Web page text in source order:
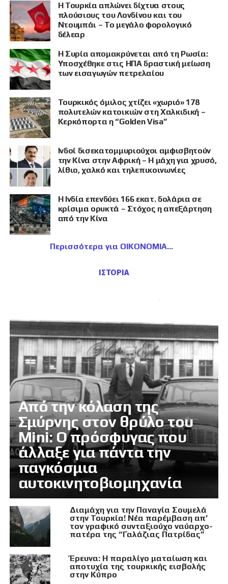
Η Τουρκία απλώνει δίχτυα στους
πλούσιους του Λονδίνου και του
Ντουμπάι – Το μεγάλο φορολογικό
δέλεαρ
Η Συρία απομακρύνεται από τη Ρωσία:
Υποσχέθηκε στις ΗΠΑ δραστική μείωση
των εισαγωγών πετρελαίου
Τουρκικός όμιλος χτίζει «χωριό» 178
πολυτελών κατοικιών στη Χαλκιδική –
Κερκόπορτα η “Golden Visa”
Ινδοί δισεκατομμυριούχοι αμφισβητούν
την Κίνα στην Αφρική – Η μάχη για χρυσό,
λίθιο, χαλκό και τηλεπικοινωνίες
Η Ινδία επενδύει 166 εκατ. δολάρια σε
κρίσιμα ορυκτά – Στόχος η απεξάρτηση
από την Κίνα
Περισσότερα για ΟΙΚΟΝΟΜΙΑ
ΙΣΤΟΡΙΑ
Από την κόλαση της
Σμύρνης στον θρύλο του
Mini: Ο πρόσφυγας που
άλλαξε για πάντα την
παγκόσμια
αυτοκινητοβιομηχανία
Διαμάχη για την Παναγία Σουμελά
στην Τουρκία! Νέα παρέμβαση απ’
τον γραφικό συνταξιούχο ναύαρχο-
πατέρα της “Γαλάζιας Πατρίδας”
Έρευνα: Η παραλίγο ματαίωση και
αποτυχία της τουρκικής εισβολής
στην Κύπρο